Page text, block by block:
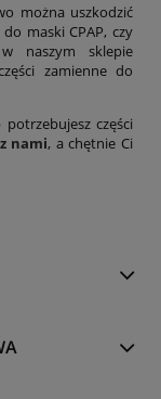
można uszkodzić
maski CPAP, czy
naszym sklepie
zamienne do
części
nami, a chętnie Ci